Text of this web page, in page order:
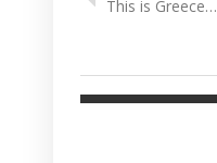
This is Greece…